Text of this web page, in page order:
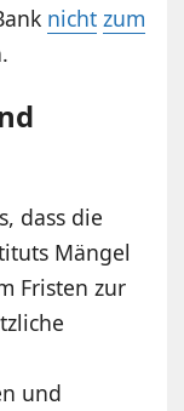
nicht zum
dass die
Mängel
Fristen zur
und